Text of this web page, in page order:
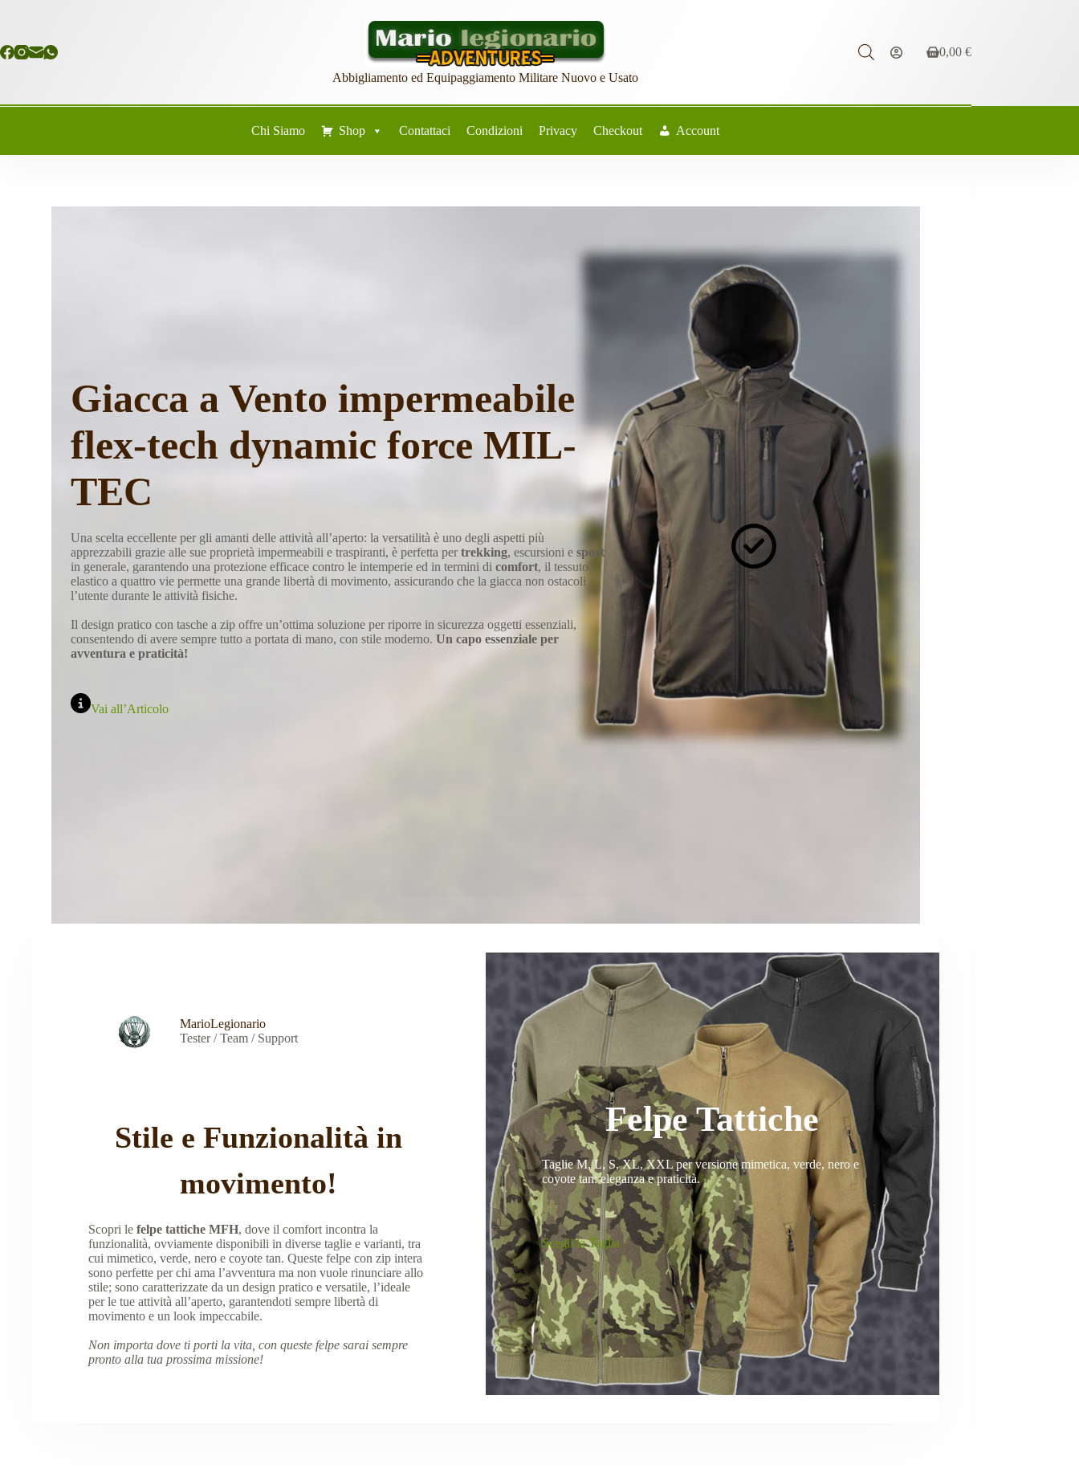
Abbigliamento ed Equipaggiamento Militare Nuovo e Usato
Carrello
0,00 €
Chi Siamo Shop Contattaci Condizioni Privacy Checkout Account
Giacca a Vento impermeabile
flex-tech dynamic force MIL-
TEC
Una scelta eccellente per gli amanti delle attività all’aperto: la versatilità è uno degli aspetti più
apprezzabili grazie alle sue proprietà impermeabili e traspiranti, è perfetta pertrekking, escursioni e sport
in generale, garantendo una protezione efficace contro le intemperie ed in termini di comfort, il tessuto
elastico a quattro vie permette una grande libertà di movimento, assicurando che la giacca non ostacoli
l’utente durante le attività fisiche.
Il design pratico con tasche a zip offre un’ottima soluzione per riporre in sicurezza oggetti essenziali,
consentendo di avere sempre tutto a portata di mano, con stile moderno. Un capo essenziale per
avventura e praticità!
Vai all’Articolo
MarioLegionario
Tester / Team / Support
Stile e Funzionalità in
movimento!
Scopri le felpe tattiche MFH, dove il comfort incontra la
funzionalità, ovviamente disponibili in diverse taglie e varianti, tra
cui mimetico, verde, nero e coyote tan. Queste felpe con zip intera
sono perfette per chi ama l’avventura ma non vuole rinunciare allo
stile; sono caratterizzate da un design pratico e versatile, l’ideale
per le tue attività all’aperto, garantendoti sempre libertà di
movimento e un look impeccabile.
Non importa dove ti porti la vita, con queste felpe sarai sempre
pronto alla tua prossima missione!
Felpe Tattiche
Taglie M, L, S, XL, XXL per versione mimetica, verde, nero e
coyote tan: eleganza e praticità.
.
Scegli la Taglia